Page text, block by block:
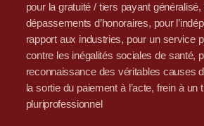
pour la gratuité / tiers payant
dépassements d’honoraires, pour
rapport aux industries, pour un service
contre les inégalités sociales de santé,
reconnaissance des véritables causes
la sortie du paiement à l’acte, frein à un
pluriprofessionnel